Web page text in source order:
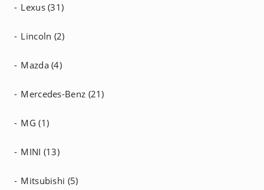
Lexus (31)
Lincoln (2)
Mazda (4)
Mercedes-Benz (21)
MG (1)
MINI (13)
Mitsubishi (5)